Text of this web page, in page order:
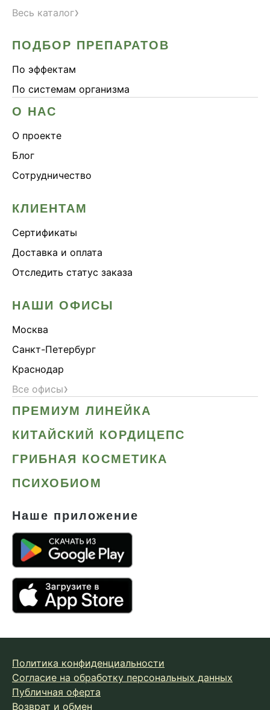
Весь каталог›
ПОДБОР ПРЕПАРАТОВ
По эффектам
По системам организма
О НАС
О проекте
Блог
Сотрудничество
КЛИЕНТАМ
Сертификаты
Доставка и оплата
Отследить статус заказа
НАШИ ОФИСЫ
Москва
Санкт-Петербург
Краснодар
Все офисы›
ПРЕМИУМ ЛИНЕЙКА
КИТАЙСКИЙ КОРДИЦЕПС
ГРИБНАЯ КОСМЕТИКА
ПСИХОБИОМ
Наше приложение
Политика конфиденциальности
Согласие на обработку персональных данных
Публичная оферта
Возврат и обмен